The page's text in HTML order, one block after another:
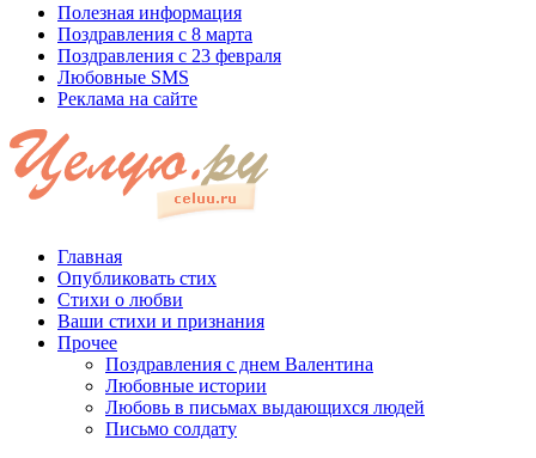
Полезная информация
Поздравления с 8 марта
Поздравления с 23 февраля
Любовные SMS
Реклама на сайте
Главная
Опубликовать стих
Стихи о любви
Ваши стихи и признания
Прочее
Поздравления с днем Валентина
Любовные истории
Любовь в письмах выдающихся людей
Письмо солдату